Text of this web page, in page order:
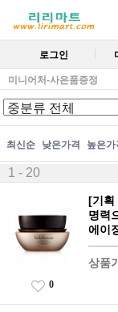
로그인
미니어처-사은품증정
최신순 낮은가격 높은가
1 - 20
[기획
명력
에이
상품
0